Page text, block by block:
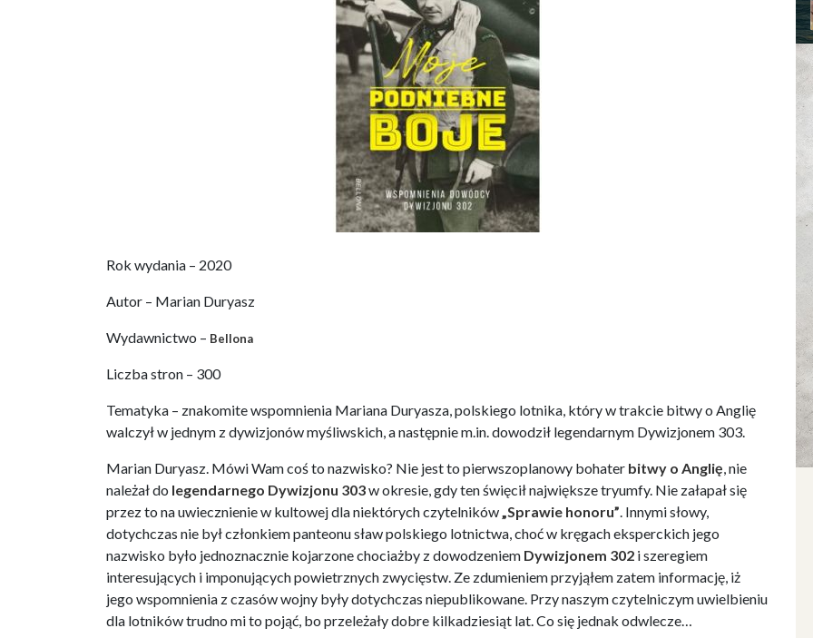
Rok wydania – 2020
Autor – Marian Duryasz
Wydawnictwo – Bellona
Liczba stron – 300
Tematyka – znakomite wspomnienia Mariana Duryasza, polskiego lotnika, który w trakcie bitwy o Anglię
walczył w jednym z dywizjonów myśliwskich, a następnie m.in. dowodził legendarnym Dywizjonem 303.
Marian Duryasz. Mówi Wam coś to nazwisko? Nie jest to pierwszoplanowy bohater bitwy o Anglię, nie
należał do legendarnego Dywizjonu 303w okresie, gdy ten święcił największe tryumfy. Nie załapał się
przez to na uwiecznienie w kultowej dla niektórych czytelników„Sprawie honoru”. Innymi słowy,
dotychczas nie był członkiem panteonu sław polskiego lotnictwa, choć w kręgach eksperckich jego
nazwisko było jednoznacznie kojarzone chociażby z dowodzeniem Dywizjonem 302 i szeregiem
interesujących i imponujących powietrznych zwycięstw. Ze zdumieniem przyjąłem zatem informację, iż
jego wspomnienia z czasów wojny były dotychczas niepublikowane. Przy naszym czytelniczym uwielbieniu
dla lotników trudno mi to pojąć, bo przeleżały dobre kilkadziesiąt lat. Co się jednak odwlecze…